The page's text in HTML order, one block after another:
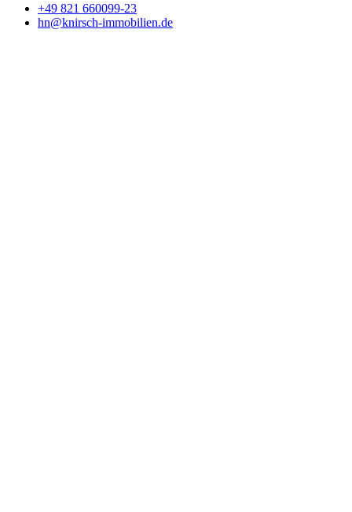
+49 821 660099-23
hn@knirsch-immobilien.de